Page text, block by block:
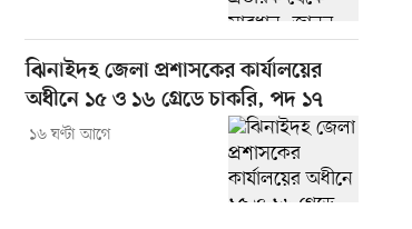
ঝিনাইদহ জেলা প্রশাসকের কার্যালয়ের
অধীনে ১৫ ও ১৬ গ্রেডে চাকরি, পদ ১৭
১৬ ঘণ্টা আগে